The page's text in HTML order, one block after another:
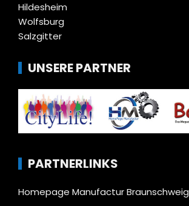
Hildesheim
Wolfsburg
Salzgitter
UNSERE PARTNER
PARTNERLINKS
Homepage Manufactur Braunschweig